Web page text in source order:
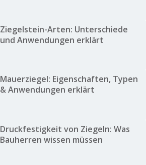
Ziegelstein-Arten: Unterschiede
und Anwendungen erklärt
Mauerziegel: Eigenschaften, Typen
& Anwendungen erklärt
Druckfestigkeit von Ziegeln: Was
Bauherren wissen müssen